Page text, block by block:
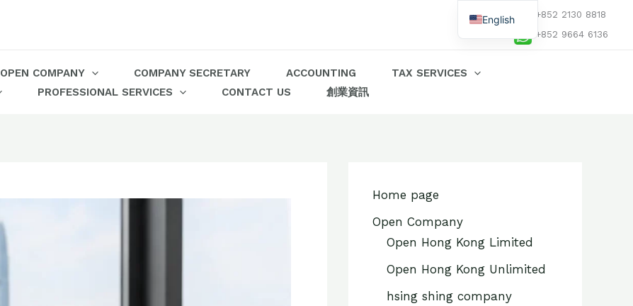
+852 2130 8818
+852 9664 6136
OPEN COMPANY COMPANY SECRETARY ACCOUNTING
TAX SERVICES
PROFESSIONAL SERVICES CONTACT US 創業資訊
Home page
Open Company
Open Hong Kong Limited
Open Hong Kong Unlimited
hsing shing company
English
Chinese